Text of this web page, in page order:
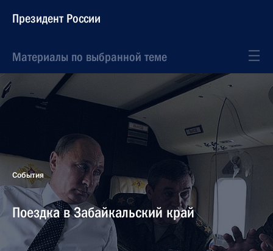
Президент России
Материалы по выбранной теме
События
Поездка в Забайкальский край